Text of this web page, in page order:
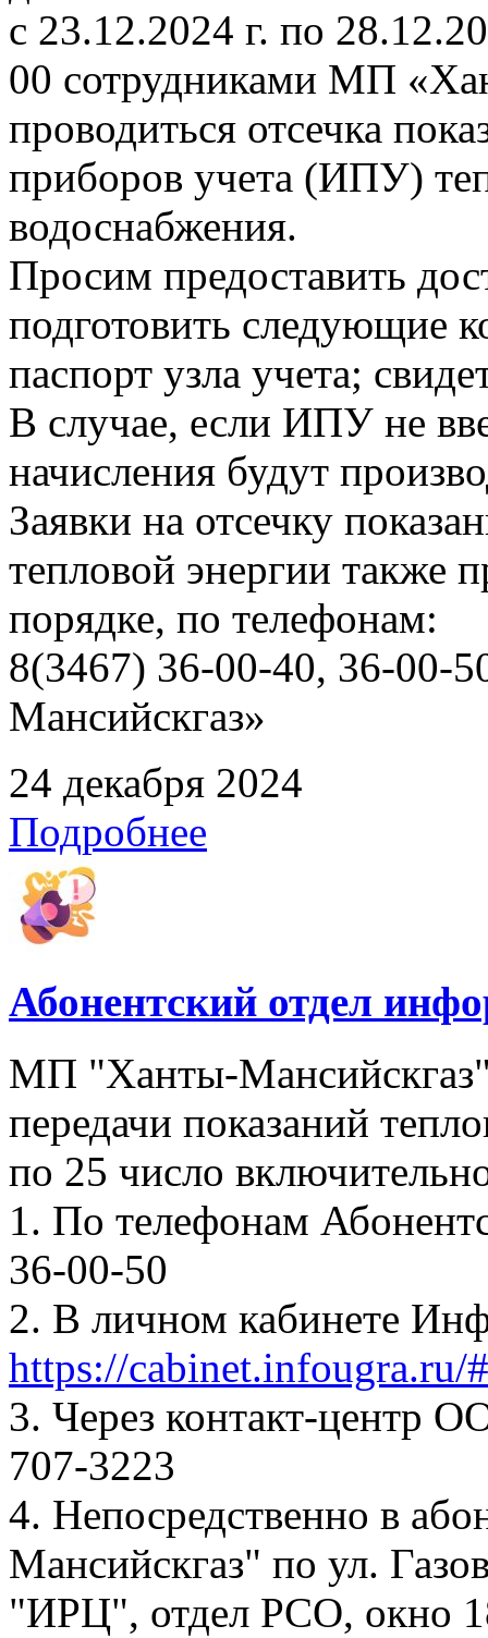
с 23.12.2024 г. по
00 сотрудниками МП
проводиться отсечка
приборов учета (ИПУ)
водоснабжения.
Просим предоставить
подготовить следующие
паспорт узла учета;
В случае, если ИПУ не
начисления будут
Заявки на отсечку
тепловой энергии также
порядке, по телефонам:
8(3467) 36-00-40, 36-
Мансийскгаз»
24 декабря 2024
Подробнее
Абонентский отдел
МП "Ханты-Мансийскгаз"
передачи показаний
по 25 число
1. По телефонам
36-00-50
2. В личном кабинете
https://cabinet.infougra.ru/
3. Через контакт-центр
707-3223
4. Непосредственно в
Мансийскгаз" по ул.
"ИРЦ", отдел РСО, окно